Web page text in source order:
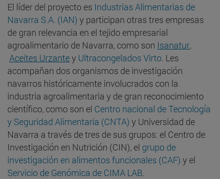
El líder del proyecto es Industrias Alimentarias de
Navarra S.A. (IAN) y participan otras tres empresas
de gran relevancia en el tejido empresarial
agroalimentario de Navarra, como son Isanatur,
Aceites Urzantey Ultracongelados Virto. Les
acompañan dos organismos de investigación
navarros históricamente involucrados con la
industria agroalimentaria y de gran reconocimiento
científico, como son el Centro nacional de Tecnología
y Seguridad Alimentaria (CNTA) y Universidad de
Navarra a través de tres de sus grupos: el Centro de
Investigación en Nutrición (CIN), el grupo de
investigación en alimentos funcionales (CAF) y el
Servicio de Genómica de CIMA LAB.